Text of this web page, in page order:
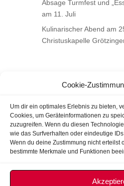
Cookie-
Um dir ein optimales Erlebnis zu bieten,
Cookies, um Geräteinformationen zu
zuzugreifen. Wenn du diesen
wie das Surfverhalten oder eindeutige
Wenn du deine Zustimmung nicht erteilst
bestimmte Merkmale und Funktionen
Absage Turmfest und
am 11. Juli
Kulinarischer Abend am
Christuskapelle